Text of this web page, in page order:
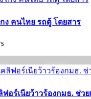
กง คนไทย รถตู้ โดยสาร
อร์เนียว้าวร้องกมธ. ช่ว